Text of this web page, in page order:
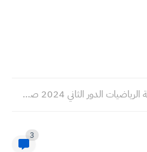
أسئلة الرياضيات الدور الثاني 2024 صف الثالث المتوسط
3